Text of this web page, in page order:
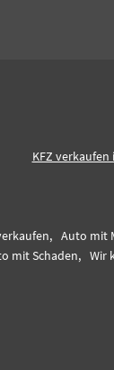
KFZ
Auto mit
mit Schaden, Wir